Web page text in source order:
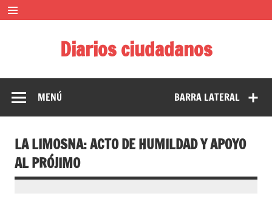
Saltar
contenido
Diarios ciudadanos
BARRA LATERAL
MENÚ
LA LIMOSNA: ACTO DE HUMILDAD Y APOYO
AL PRÓJIMO